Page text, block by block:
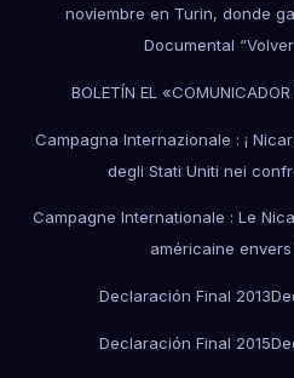
noviembre en Turin, donde
Documental
BOLETÍN EL
Campagna Internazionale : ¡
degli Stati Uniti nei
Campagne Internationale : Le
américaine
Declaración Final 2013
Declaración Final 2015